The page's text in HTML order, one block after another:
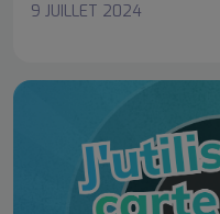
9 JUILLET 2024